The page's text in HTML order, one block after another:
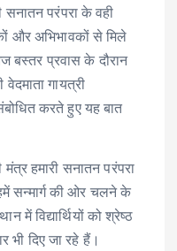
सनातन परंपरा के वही
और अभिभावकों से मिले
बस्तर प्रवास के दौरान
गायत्री
करते हुए यह बात
हमारी सनातन परंपरा
सन्मार्ग की ओर चलने के
में विद्यार्थियों को श्रेष्ठ
दिए जा रहे हैं।